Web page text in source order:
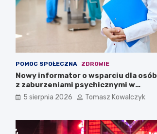
POMOC SPOŁECZNA ZDROWIE
Nowy informator o wsparciu dla osób
z zaburzeniami psychicznymi w
Zachodniopomorskiem na 2026 rok
5 sierpnia 2026 Tomasz Kowalczyk